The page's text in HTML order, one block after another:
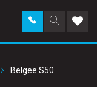
Поиск
по
Заказать
звонок в
Belgee S50